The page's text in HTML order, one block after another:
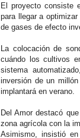
El proyecto consiste
para llegar a
de gases de efecto
La colocación de
cuándo los cultivos
sistema
inversión de un
implantará en verano.
Del Amor destacó
zona agrícola con la
Asimismo, insistió